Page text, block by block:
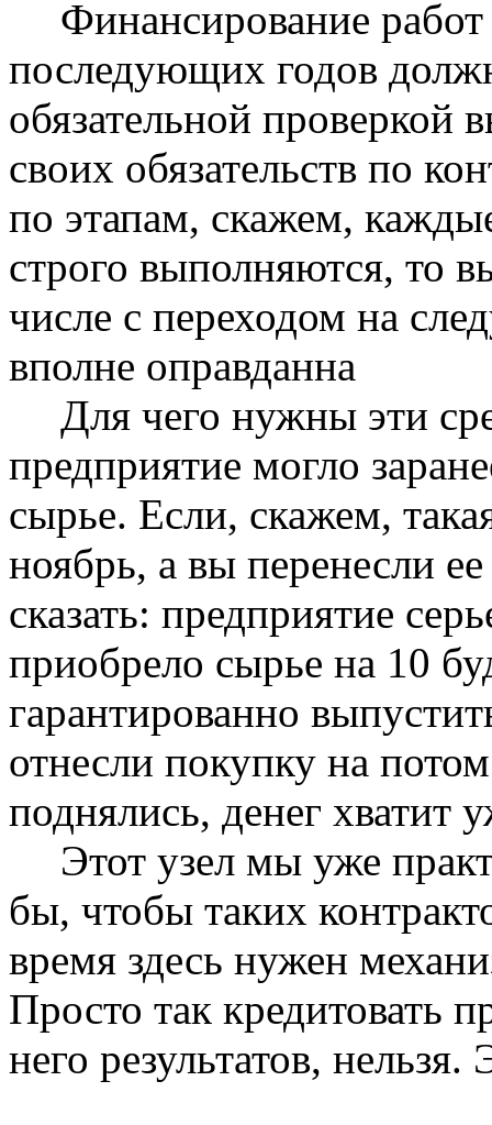
Финансирование
последующих годов
обязательной проверкой
своих обязательств по
по этапам, скажем,
строго выполняются, то
числе с переходом на
вполне оправданна
Для чего нужны эти
предприятие могло
сырье. Если, скажем,
ноябрь, а вы перенесли
сказать: предприятие
приобрело сырье на 10
гарантированно
отнесли покупку на
поднялись, денег хватит
Этот узел мы уже
бы, чтобы таких
время здесь нужен
Просто так кредитовать
него результатов,